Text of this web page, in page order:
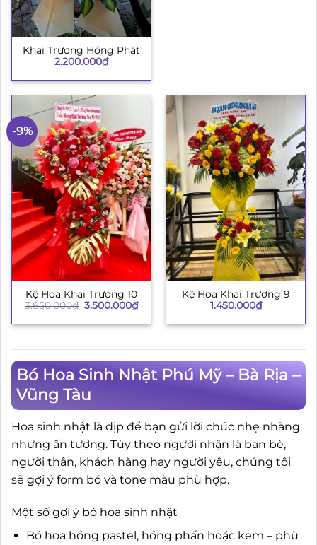
Khai Trương Hồng Phát
2.200.000₫
-9%
Kệ Hoa Khai Trương 10
3.850.000₫ Giá
là:
3.500.000₫Giá
hiện
tại
Kệ Hoa Khai Trương 9
1.450.000₫
Bó Hoa Sinh Nhật Phú Mỹ – Bà Rịa –
Vũng Tàu
Hoa sinh nhật là dịp để bạn gửi lời chúc nhẹ nhàng
nhưng ấn tượng. Tùy theo người nhận là bạn bè,
người thân, khách hàng hay người yêu, chúng tôi
sẽ gợi ý form bó và tone màu phù hợp.
Một số gợi ý bó hoa sinh nhật
Bó hoa hồng pastel, hồng phấn hoặc kem – phù